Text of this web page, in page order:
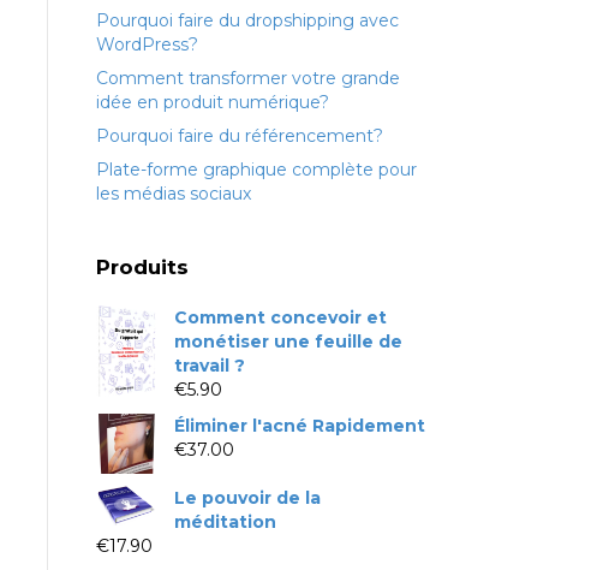
Pourquoi faire du dropshipping avec
WordPress?
Comment transformer votre grande
idée en produit numérique?
Pourquoi faire du référencement?
Plate-forme graphique complète pour
les médias sociaux
Produits
Comment concevoir et
monétiser une feuille de
travail ?
€5.90
Éliminer l'acné Rapidement
€37.00
Le pouvoir de la
méditation
€17.90